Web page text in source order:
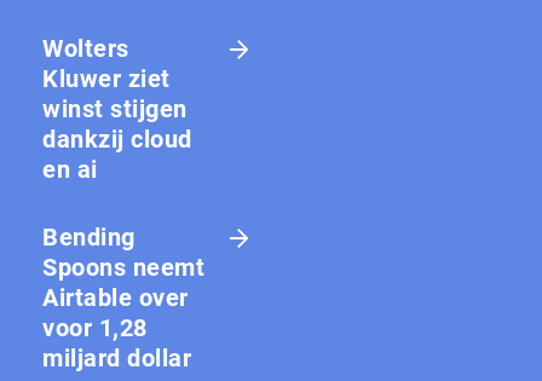
Wolters
Kluwer ziet
winst stijgen
dankzij cloud
en ai
Bending
Spoons neemt
Airtable over
voor 1,28
miljard dollar